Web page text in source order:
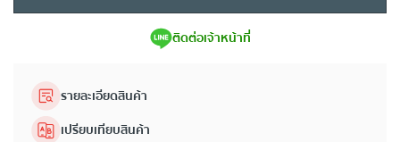
ติดต่อเจ้าหน้าที่
รายละเอียดสินค้า
เปรียบเทียบสินค้า